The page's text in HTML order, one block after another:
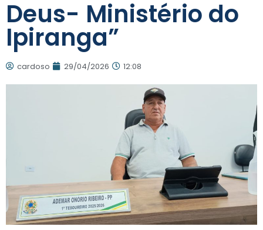
Deus- Ministério do
Ipiranga”
cardoso 29/04/2026 12:08